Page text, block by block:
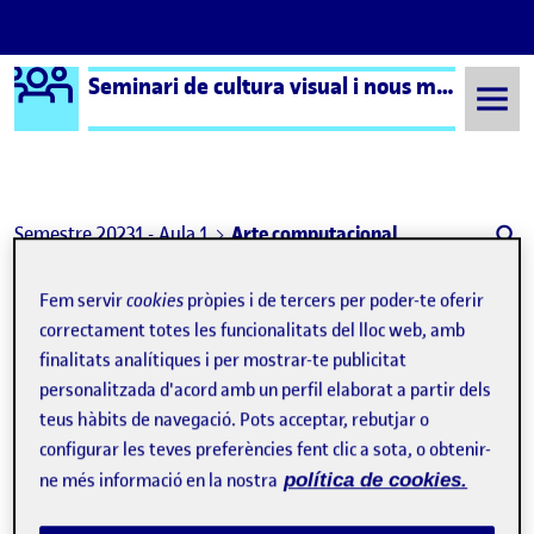
Saltar al contingut
Logo Ágora Seminari de cultura visual i nous mitjans – Aula 1
Semestre 20231 - Aula 1 Arte computacional
Arte computacional
Publicat perFlor de residuos
Publicat per
Úrsula Bischofberger Valdes
Visibilitat:
Públic -Data de publicació
15 Nov. 202422 novembre, 2024 7:16 pm
- comentariel Flor de residuos
Bischofberger U (2024) Flor de residuos. Escultura hecha con
botellas de Agua de Mondáriz, un agua deliciosa, palos de la
que se quedan en el camino… Todo lo que no tiene finalmente
Fem servircookies pròpies i de tercers per poder-te oferir
correctament totes les funcionalitats del lloc web, amb
finalitats analítiques i per mostrar-te publicitat
personalitzada d'acord amb un perfil elaborat a partir dels
teus hàbits de navegació. Pots acceptar, rebutjar o
configurar les teves preferències fent clic a sota, o obtenir-
ne més informació en la nostra política de cookies.